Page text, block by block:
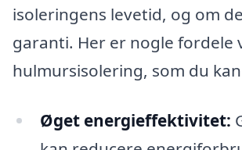
isoleringens levetid, og om
garanti. Her er nogle fordele
hulmursisolering, som du
Øget energieffektivitet: